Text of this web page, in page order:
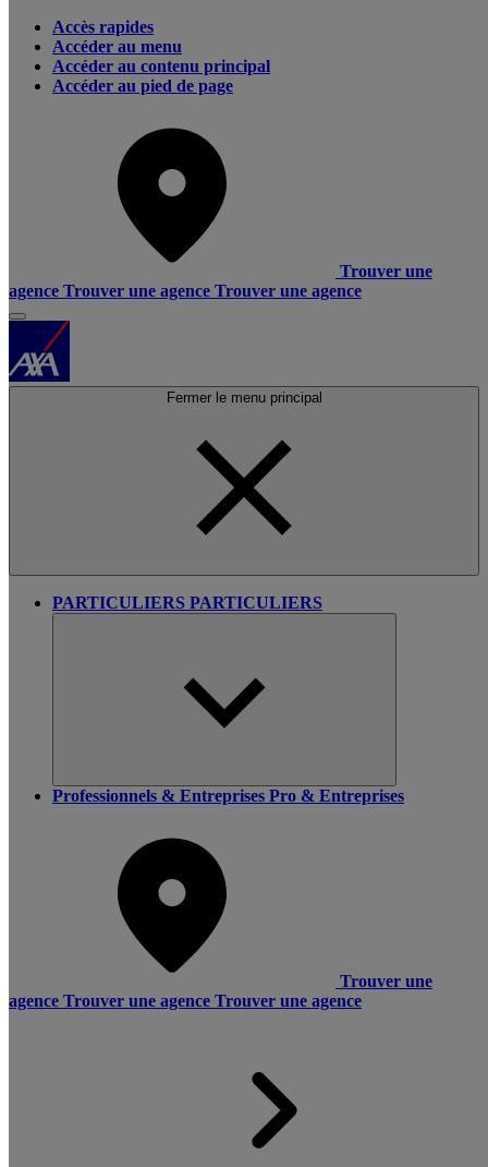
Accès rapides
Accéder au menu
Accéder au contenu principal
Accéder au pied de page
Trouver une
agence Trouver une agence Trouver une agence
Fermer le menu principal
PARTICULIERS PARTICULIERS
Professionnels & Entreprises Pro & Entreprises
Trouver une
agence Trouver une agence Trouver une agence